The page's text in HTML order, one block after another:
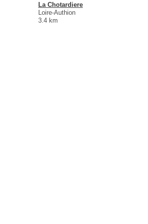
La Chotardiere
Loire-Authion
3.4 km